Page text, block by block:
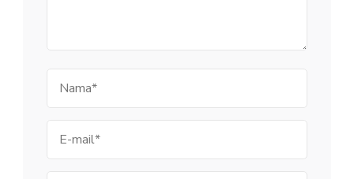
mail